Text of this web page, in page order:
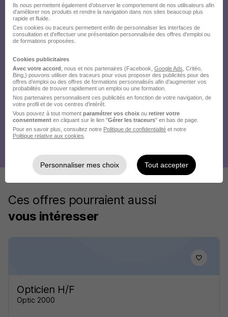
Ces offres pourraient aussi
vous intéresser
Opticien H/F
Optic 2000
Ils nous permettent également d’observer le comportement de nos utilisateurs afin
d'améliorer nos produits et rendre la navigation dans nos sites beaucoup plus
rapide et fluide.
Ces cookies ou traceurs permettent enfin de personnaliser les interfaces de
consultation et d'effectuer une présentation personnalisée des offres d'emploi ou
de formations proposées.
Cookies publicitaires
Avec votre accord , nous et nos partenaires (Facebook, Google Ads , Critéo,
Bing,) pouvons utiliser des traceurs pour vous proposer des publicités pour des
offres d’emploi ou des offres de formations personnalisés afin d’augmenter vos
probabilités de trouver rapidement un emploi ou une formation.
Nos partenaires personnalisent ces publicités en fonction de votre navigation, de
votre profil et de vos centres d’intérêt.
Vous pouvez à tout moment paramétrer vos choix ou retirer votre
consentement en cliquant sur le lien "Gérer les traceurs" en bas de page.
Pour en savoir plus, consultez notre Politique de confidentialité et notre
Politique relative aux cookies
Personnaliser mes choix Tout accepter